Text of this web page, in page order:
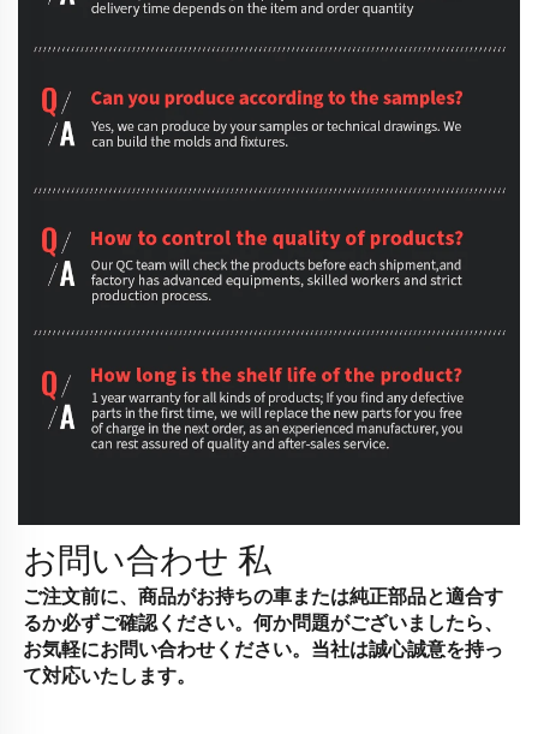
お問い合わせ 私
ご注文前に、商品がお持ちの車または純正部品と適合す
るか必ずご確認ください。何か問題がございましたら、
お気軽にお問い合わせください。当社は誠心誠意を持っ
て対応いたします。